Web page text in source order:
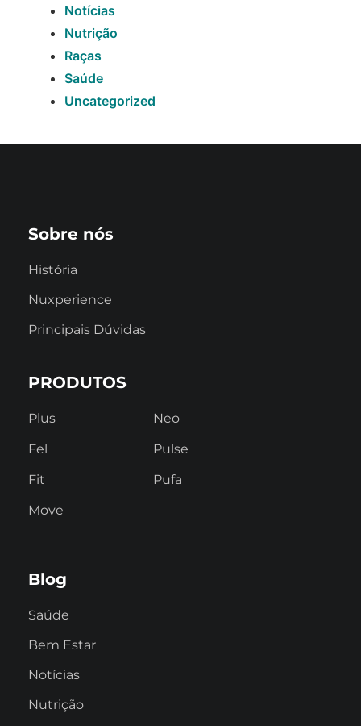
Notícias
Nutrição
Raças
Saúde
Uncategorized
Sobre nós
História
Nuxperience
Principais Dúvidas
PRODUTOS
Plus
Fel
Fit
Move
Neo
Pulse
Pufa
Blog
Saúde
Bem Estar
Notícias
Nutrição